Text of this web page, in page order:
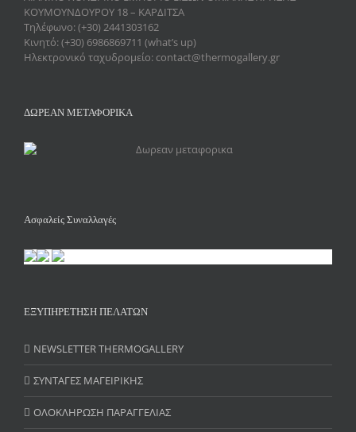
ΚΟΥΜΟΥΝΔΟΥΡΟΥ 18 – ΚΑΡΔΙΤΣΑ
Τηλέφωνο: (+30) 2441303162
Κινητό: (+30) 6986869711 (what’s up)
Ηλεκτρονικό ταχυδρομείο: contact@thermogallery.gr
ΔΩΡΕΑΝ ΜΕΤΑΦΟΡΙΚΑ
Ασφαλείς Συναλλαγές
ΕΞΥΠΗΡΕΤΗΣΗ ΠΕΛΑΤΩΝ
NEWSLETTER THERMOGALLERY
ΣΥΝΤΑΓΕΣ ΜΑΓΕΙΡΙΚΗΣ
ΟΛΟΚΛΗΡΩΣΗ ΠΑΡΑΓΓΕΛΙΑΣ